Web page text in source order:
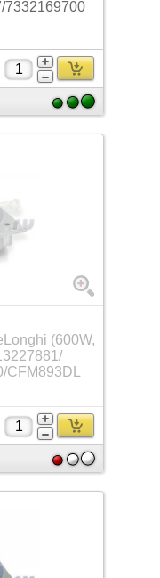
7332169700
(600W,
CFM893DL